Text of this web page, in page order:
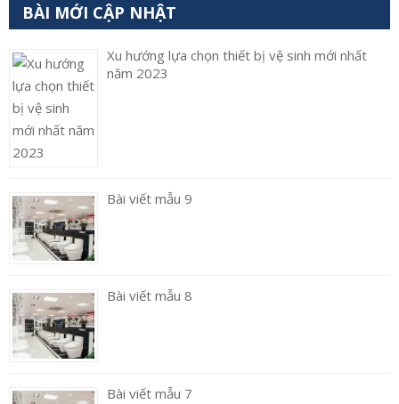
BÀI MỚI CẬP NHẬT
Xu hướng lựa chọn thiết bị vệ sinh mới nhất
năm 2023
Bài viết mẫu 9
Bài viết mẫu 8
Bài viết mẫu 7